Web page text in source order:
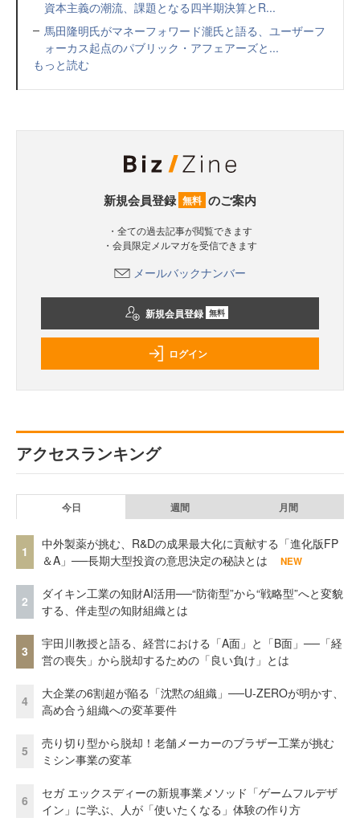
資本主義の潮流、課題となる四半期決算とR...
馬田隆明氏がマネーフォワード瀧氏と語る、ユーザーフ
ォーカス起点のパブリック・アフェアーズと...
もっと読む
新規会員登録 無料 のご案内
・全ての過去記事が閲覧できます
・会員限定メルマガを受信できます
メールバックナンバー
新規会員登録 無料
ログイン
アクセスランキング
今日 週間 月間
1
中外製薬が挑む、R&Dの成果最大化に貢献する「進化版FP
＆A」──長期大型投資の意思決定の秘訣とは
NEW
2
ダイキン工業の知財AI活用──“防衛型”から“戦略型”へと変貌
する、伴走型の知財組織とは
3
宇田川教授と語る、経営における「A面」と「B面」──「経
営の喪失」から脱却するための「良い負け」とは
4
大企業の6割超が陥る「沈黙の組織」──U-ZEROが明かす、
高め合う組織への変革要件
5
売り切り型から脱却！老舗メーカーのブラザー工業が挑む
ミシン事業の変革
6
セガ エックスディーの新規事業メソッド「ゲームフルデザ
イン」に学ぶ、人が「使いたくなる」体験の作り方